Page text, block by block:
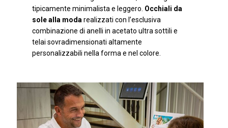
tipicamente minimalista e leggero. Occhiali da
sole alla moda realizzati con l’esclusiva
combinazione di anelli in acetato ultra sottili e
telai sovradimensionati altamente
personalizzabili nella forma e nel colore.